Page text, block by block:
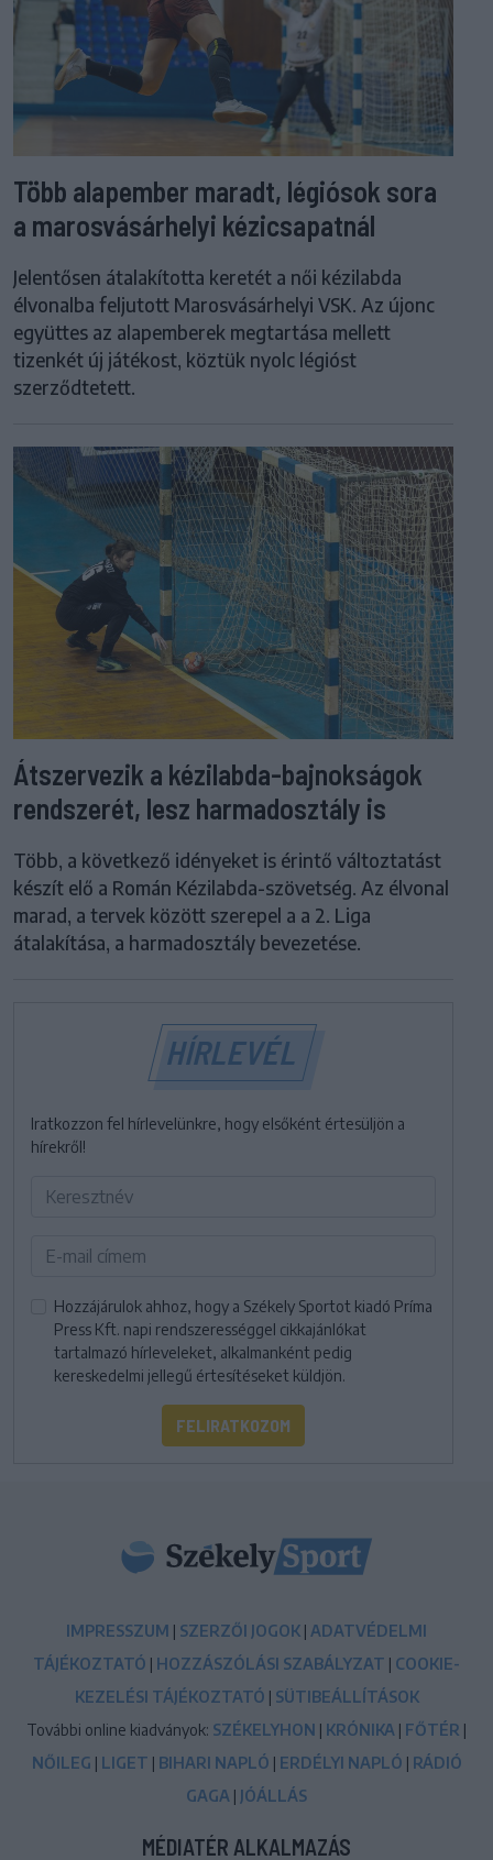
Több alapember maradt, légiósok sora
a marosvásárhelyi kézicsapatnál
Jelentősen átalakította keretét a női kézilabda
élvonalba feljutott Marosvásárhelyi VSK. Az újonc
együttes az alapemberek megtartása mellett
tizenkét új játékost, köztük nyolc légióst
szerződtetett.
Átszervezik a kézilabda-bajnokságok
rendszerét, lesz harmadosztály is
Több, a következő idényeket is érintő változtatást
készít elő a Román Kézilabda-szövetség. Az élvonal
marad, a tervek között szerepel a a 2. Liga
átalakítása, a harmadosztály bevezetése.
HÍRLEVÉL
Iratkozzon fel hírlevelünkre, hogy elsőként értesüljön a
hírekről!
Hozzájárulok ahhoz, hogy a Székely Sportot kiadó Príma
Press Kft. napi rendszerességgel cikkajánlókat
tartalmazó hírleveleket, alkalmanként pedig
kereskedelmi jellegű értesítéseket küldjön.
FELIRATKOZOM
IMPRESSZUM | SZERZŐI JOGOK | ADATVÉDELMI
TÁJÉKOZTATÓ | HOZZÁSZÓLÁSI SZABÁLYZAT | COOKIE-
KEZELÉSI TÁJÉKOZTATÓ | SÜTIBEÁLLÍTÁSOK
További online kiadványok: SZÉKELYHON | KRÓNIKA | FŐTÉR |
NŐILEG | LIGET | BIHARI NAPLÓ | ERDÉLYI NAPLÓ | RÁDIÓ
GAGA | JÓÁLLÁS
MÉDIATÉR ALKALMAZÁS